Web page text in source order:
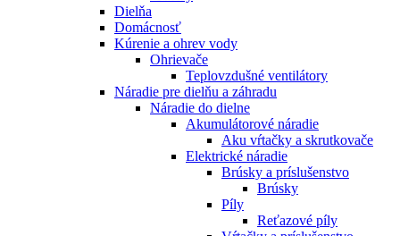
Dielňa
Domácnosť
Kúrenie a ohrev vody
Ohrievače
Teplovzdušné ventilátory
Náradie pre dielňu a záhradu
Náradie do dielne
Akumulátorové náradie
Aku vŕtačky a skrutkovače
Elektrické náradie
Brúsky a príslušenstvo
Brúsky
Píly
Reťazové píly